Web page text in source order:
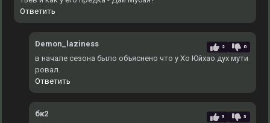
Ответить
Demon_laziness 2 0
в начале сезона было объяснено что у Хо Юйхао дух мути
ровал.
Ответить
бк2 3 3